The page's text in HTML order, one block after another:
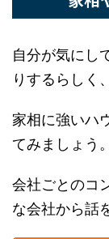
自分が気にし
たりするらし
家相に強いハ
してみましょ
会社ごとのコ
うな会社から